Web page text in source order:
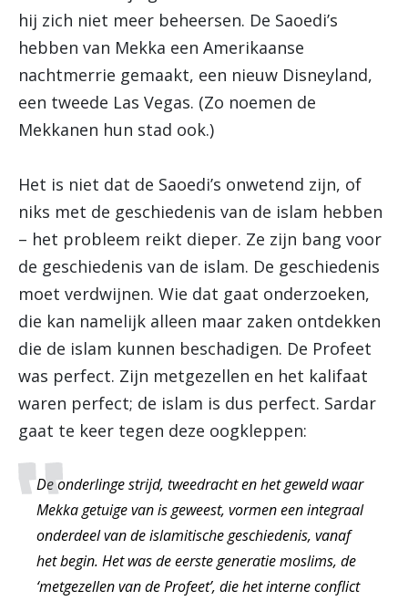
hij zich niet meer beheersen. De Saoedi’s
hebben van Mekka een Amerikaanse
nachtmerrie gemaakt, een nieuw Disneyland,
een tweede Las Vegas. (Zo noemen de
Mekkanen hun stad ook.)
Het is niet dat de Saoedi’s onwetend zijn, of
niks met de geschiedenis van de islam hebben
– het probleem reikt dieper. Ze zijn bang voor
de geschiedenis van de islam. De geschiedenis
moet verdwijnen. Wie dat gaat onderzoeken,
die kan namelijk alleen maar zaken ontdekken
die de islam kunnen beschadigen. De Profeet
was perfect. Zijn metgezellen en het kalifaat
waren perfect; de islam is dus perfect. Sardar
gaat te keer tegen deze oogkleppen:
De onderlinge strijd, tweedracht en het geweld waar
Mekka getuige van is geweest, vormen een integraal
onderdeel van de islamitische geschiedenis, vanaf
het begin. Het was de eerste generatie moslims, de
‘metgezellen van de Profeet’, die het interne conflict